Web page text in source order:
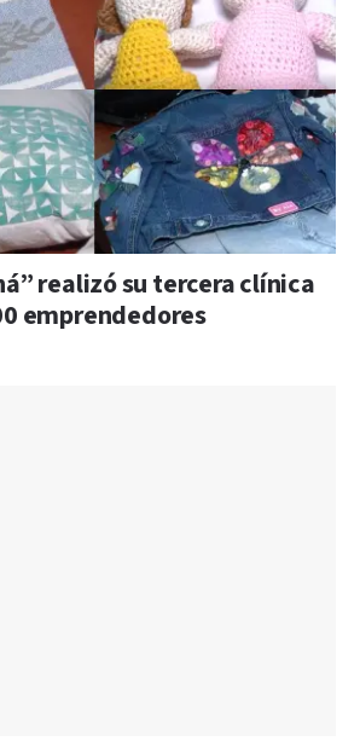
realizó su tercera clínica
emprendedores